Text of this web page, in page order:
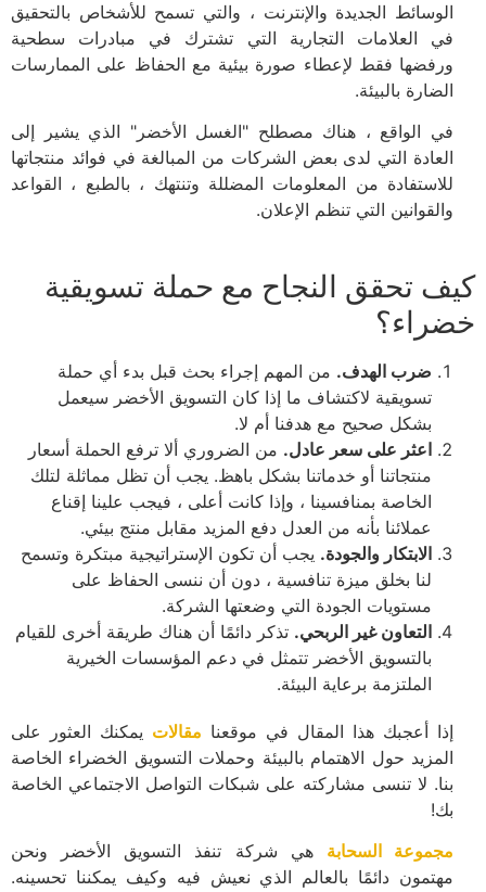
الوسائط الجديدة والإنترنت ، والتي تسمح للأشخاص بالتحقيق
في العلامات التجارية التي تشترك في مبادرات سطحية
ورفضها فقط لإعطاء صورة بيئية مع الحفاظ على الممارسات
الضارة بالبيئة.
في الواقع ، هناك مصطلح "الغسل الأخضر" الذي يشير إلى
العادة التي لدى بعض الشركات من المبالغة في فوائد منتجاتها
للاستفادة من المعلومات المضللة وتنتهك ، بالطبع ، القواعد
والقوانين التي تنظم الإعلان.
كيف تحقق النجاح مع حملة تسويقية
خضراء؟
ضرب الهدف. من المهم إجراء بحث قبل بدء أي حملة
تسويقية لاكتشاف ما إذا كان التسويق الأخضر سيعمل
بشكل صحيح مع هدفنا أم لا.
اعثر على سعر عادل. من الضروري ألا ترفع الحملة أسعار
منتجاتنا أو خدماتنا بشكل باهظ. يجب أن تظل مماثلة لتلك
الخاصة بمنافسينا ، وإذا كانت أعلى ، فيجب علينا إقناع
عملائنا بأنه من العدل دفع المزيد مقابل منتج بيئي.
الابتكار والجودة. يجب أن تكون الإستراتيجية مبتكرة وتسمح
لنا بخلق ميزة تنافسية ، دون أن ننسى الحفاظ على
مستويات الجودة التي وضعتها الشركة.
التعاون غير الربحي. تذكر دائمًا أن هناك طريقة أخرى للقيام
بالتسويق الأخضر تتمثل في دعم المؤسسات الخيرية
الملتزمة برعاية البيئة.
إذا أعجبك هذا المقال في موقعنا مقالات يمكنك العثور على
المزيد حول الاهتمام بالبيئة وحملات التسويق الخضراء الخاصة
بنا. لا تنسى مشاركته على شبكات التواصل الاجتماعي الخاصة
بك!
مجموعة السحابة هي شركة تنفذ التسويق الأخضر ونحن
مهتمون دائمًا بالعالم الذي نعيش فيه وكيف يمكننا تحسينه.